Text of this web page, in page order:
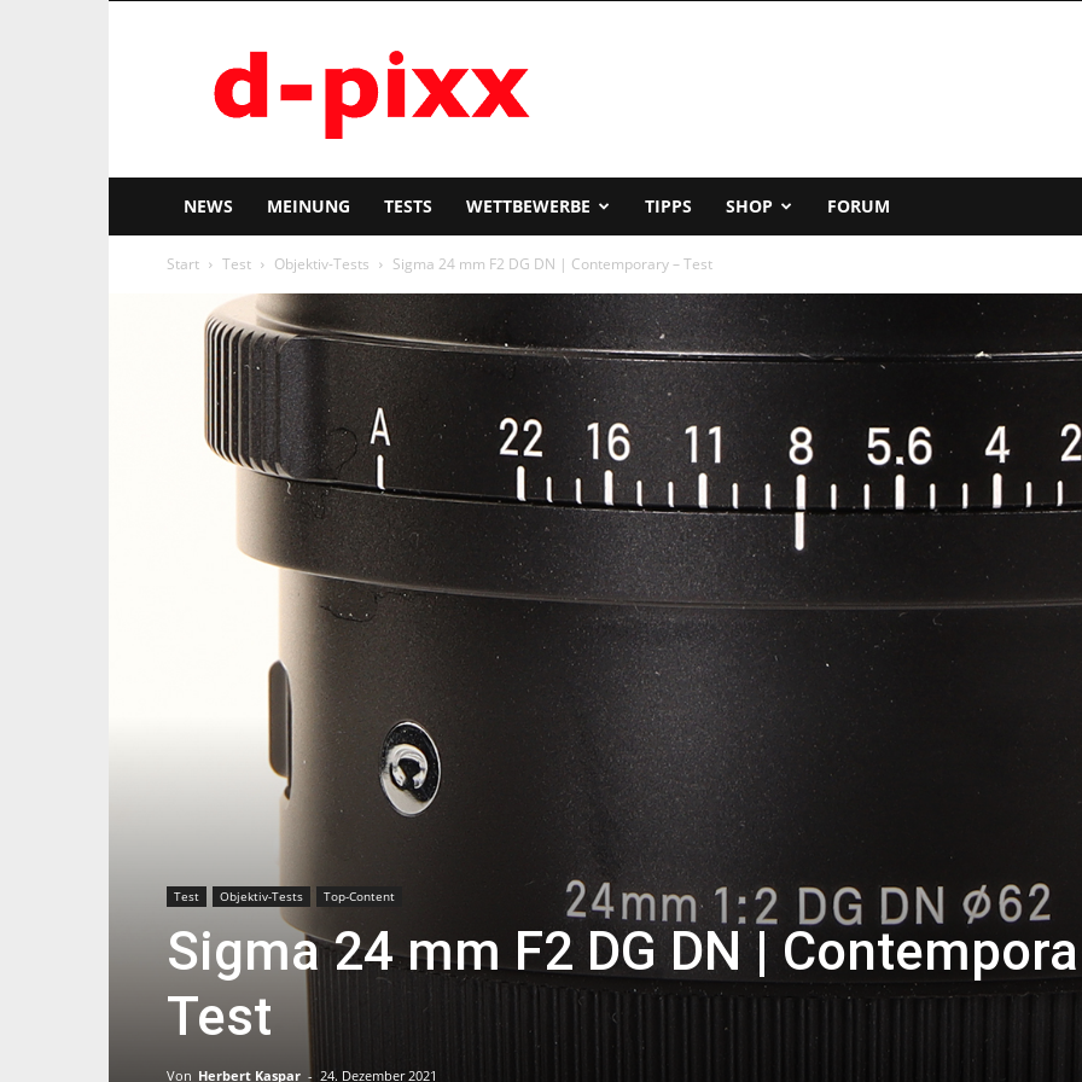
pixx
NEWS MEINUNG TESTS WETTBEWERBE TIPPS SHOP FORUM
Start Test Objektiv-Tests Sigma 24 mm F2 DG DN | Contemporary – Test
Test Objektiv-Tests Top-Content
Sigma 24 mm F2 DG DN |
Test
Von Herbert Kaspar - 24. Dezember 2021